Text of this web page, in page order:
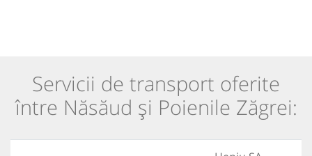
Servicii de transport oferite
între Năsăud și Poienile Zăgrei: